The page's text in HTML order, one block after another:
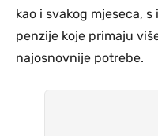
kao i svakog mjeseca,
penzije koje primaju
najosnovnije potrebe.